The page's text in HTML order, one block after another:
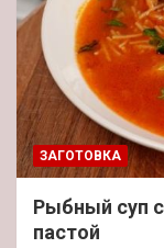
ЗАГОТОВКА
Рыбный суп
пастой